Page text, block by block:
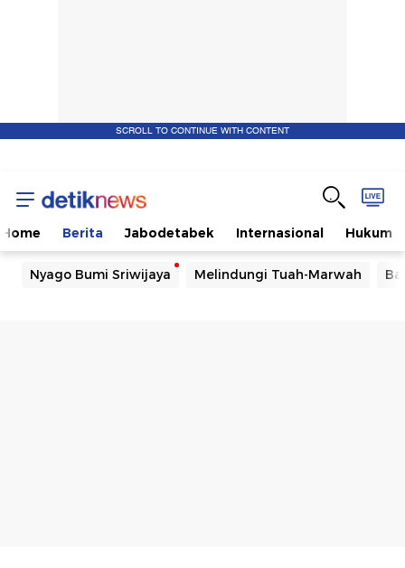
SCROLL TO CONTINUE WITH CONTENT
Home Berita Jabodetabek Internasional Hukum
Nyago Bumi Sriwijaya Melindungi Tuah-Marwah